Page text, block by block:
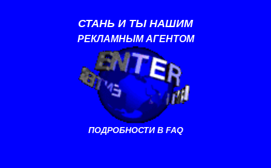
СТАНЬ И ТЫ НАШИМ
РЕКЛАМНЫМ АГЕНТОМ
ПОДРОБНОСТИ В FAQ